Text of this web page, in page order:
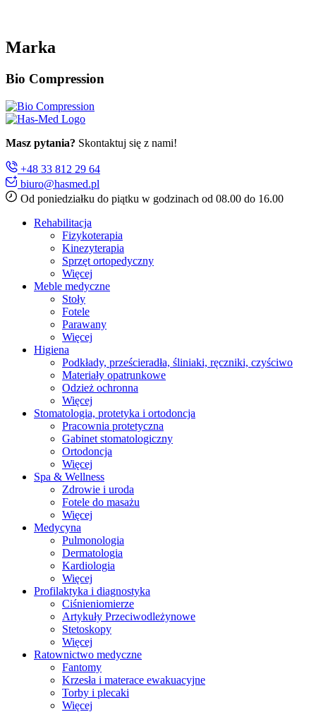
Marka
Bio Compression
Masz pytania? Skontaktuj się z nami!
+48 33 812 29 64
biuro@hasmed.pl
Od poniedziałku do piątku w godzinach od 08.00 do 16.00
Rehabilitacja
Fizykoterapia
Kinezyterapia
Sprzęt ortopedyczny
Więcej
Meble medyczne
Stoły
Fotele
Parawany
Więcej
Higiena
Podkłady, prześcieradła, śliniaki, ręczniki, czyściwo
Materiały opatrunkowe
Odzież ochronna
Więcej
Stomatologia, protetyka i ortodoncja
Pracownia protetyczna
Gabinet stomatologiczny
Ortodoncja
Więcej
Spa & Wellness
Zdrowie i uroda
Fotele do masażu
Więcej
Medycyna
Pulmonologia
Dermatologia
Kardiologia
Więcej
Profilaktyka i diagnostyka
Ciśnieniomierze
Artykuły Przeciwodleżynowe
Stetoskopy
Więcej
Ratownictwo medyczne
Fantomy
Krzesła i materace ewakuacyjne
Torby i plecaki
Więcej